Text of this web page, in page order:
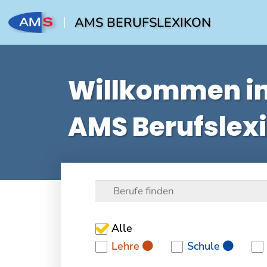
AMS BERUFSLEXIKON
Willkommen
AMS
Alle
Lehre
Schule